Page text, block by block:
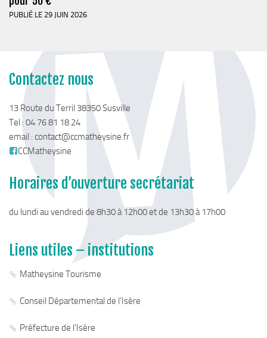
Appel à projet Friche
Reconquête de terrains agricoles et installations
Projet Alimentaire Territorial
Aménagement du territoire
Urbanisme ADS (Autorisation des droits du sol)
Plan Local d’Urbanisme
Architecte conseil
Bornes pour Véhicules Electriques
Aménagements touristiques
Stratégie de développement touristique
Chemins de randonnée
Via Ferrata
PUBLIÉ LE 29 JUIN 2026
Contactez nous
13 Route du Terril 38350 Susville
Tel : 04 76 81 18 24
email : contact@ccmatheysine.fr
CCMatheysine
Horaires d’ouverture secrétariat
du lundi au vendredi de 8h30 à 12h00 et de 13h30 à 17h00
Liens utiles – institutions
Matheysine Tourisme
Conseil Départemental de l’Isère
Préfecture de l’Isère